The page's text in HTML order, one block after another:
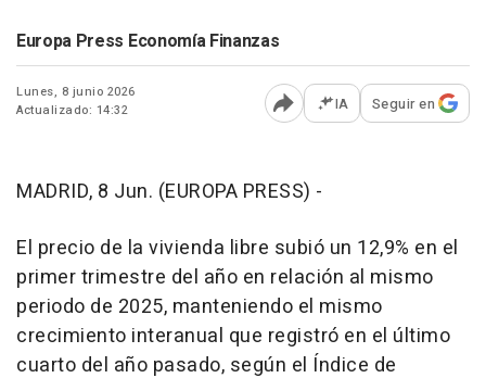
Europa Press Economía Finanzas
Lunes, 8 junio 2026
Actualizado: 14:32
Abrir opciones para
IA Seguir en
MADRID, 8 Jun. (EUROPA PRESS) -
El precio de la vivienda libre subió un 12,9% en el
primer trimestre del año en relación al mismo
periodo de 2025, manteniendo el mismo
crecimiento interanual que registró en el último
cuarto del año pasado, según el Índice de